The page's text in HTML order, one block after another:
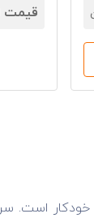
قیمت
خودکار